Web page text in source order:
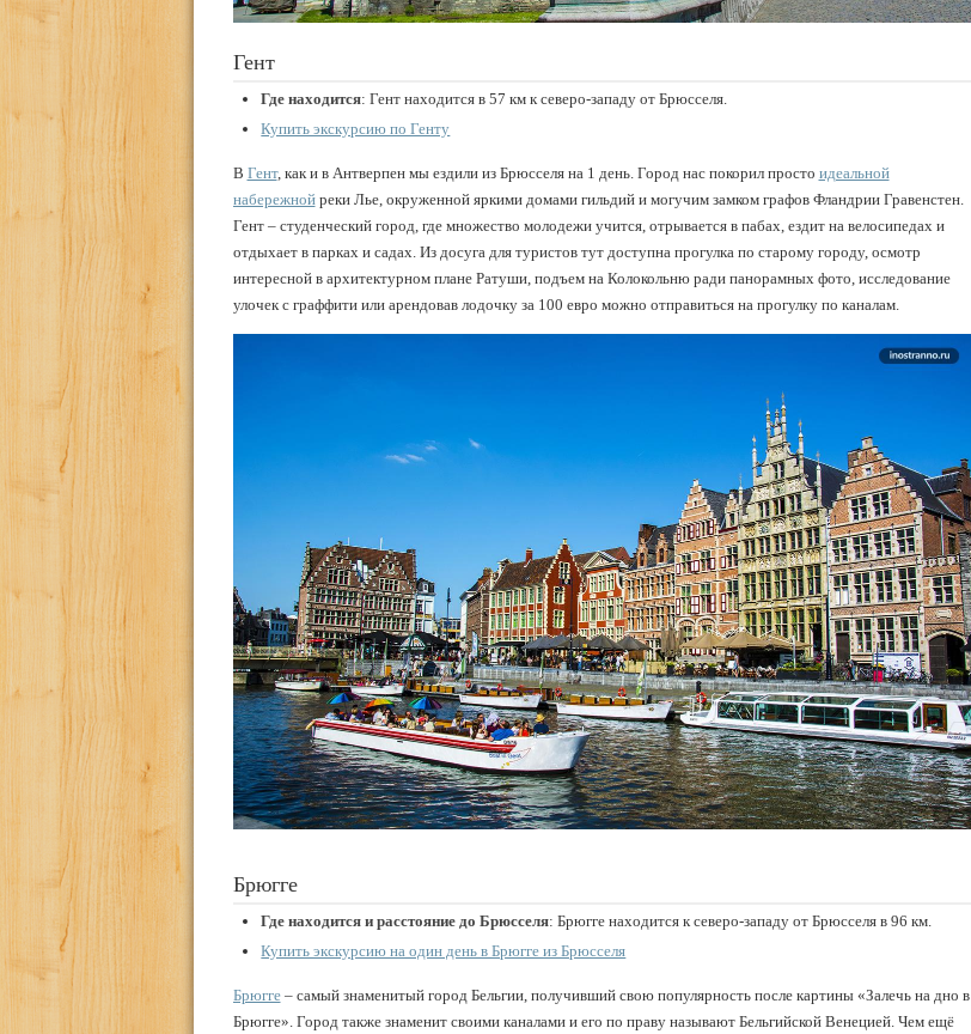
Гент
Где находится: Гент находится в 57 км к северо-западу от Брюсселя.
Купить экскурсию по Генту
В Гент, как и в Антверпен мы ездили из Брюсселя на 1 день. Город нас покорил просто идеальной
набережнойреки Лье, окруженной яркими домами гильдий и могучим замком графов Фландрии Гравенстен.
Гент – студенческий город, где множество молодежи учится, отрывается в пабах, ездит на велосипедах и
отдыхает в парках и садах. Из досуга для туристов тут доступна прогулка по старому городу, осмотр
интересной в архитектурном плане Ратуши, подъем на Колокольню ради панорамных фото, исследование
улочек с граффити или арендовав лодочку за 100 евро можно отправиться на прогулку по каналам.
Брюгге
Где находится и расстояние до Брюсселя: Брюгге находится к северо-западу от Брюсселя в 96 км.
Купить экскурсию на один день в Брюгге из Брюсселя
Брюгге– самый знаменитый город Бельгии, получивший свою популярность после картины «Залечь на дно в
Брюгге». Город также знаменит своими каналами и его по праву называют Бельгийской Венецией. Чем ещё